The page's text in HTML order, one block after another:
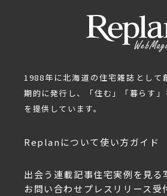
1988年に北海道の住宅雑誌として
期的に発行し、「住む」「暮らす
を提供しています。
Replanについて使い方ガイド
出会う 連載記事住宅実例を見る
お問い合わせ プレスリリース受